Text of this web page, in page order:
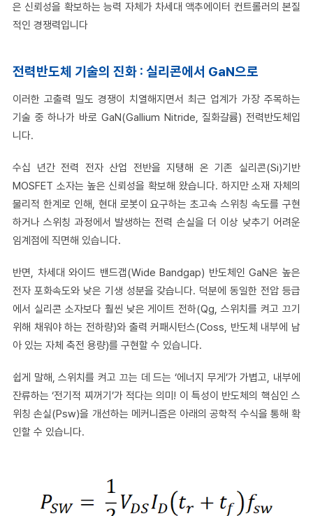
은 신뢰성을 확보하는 능력 자체가 차세대 액추에이터 컨트롤러의 본질
적인 경쟁력입니다
전력반도체 기술의 진화 : 실리콘에서 GaN으로
이러한 고출력 밀도 경쟁이 치열해지면서 최근 업계가 가장 주목하는
기술 중 하나가 바로 GaN(Gallium Nitride, 질화갈륨) 전력반도체입
니다.
수십 년간 전력 전자 산업 전반을 지탱해 온 기존 실리콘(Si)기반
MOSFET 소자는 높은 신뢰성을 확보해 왔습니다. 하지만 소재 자체의
물리적 한계로 인해, 현대 로봇이 요구하는 초고속 스위칭 속도를 구현
하거나 스위칭 과정에서 발생하는 전력 손실을 더 이상 낮추기 어려운
임계점에 직면해 있습니다.
반면, 차세대 와이드 밴드갭(Wide Bandgap) 반도체인 GaN은 높은
전자 포화속도와 낮은 기생 성분을 갖습니다. 덕분에 동일한 전압 등급
에서 실리콘 소자보다 훨씬 낮은 게이트 전하(Qg, 스위치를 켜고 끄기
위해 채워야 하는 전하량)와 출력 커패시턴스(Coss, 반도체 내부에 남
아 있는 자체 축전 용량)를 구현할 수 있습니다.
쉽게 말해, 스위치를 켜고 끄는 데 드는 ‘에너지 무게’가 가볍고, 내부에
잔류하는 ‘전기적 찌꺼기’가 적다는 의미! 이 특성이 반도체의 핵심인 스
위칭 손실(Psw)을 개선하는 메커니즘은 아래의 공학적 수식을 통해 확
인할 수 있습니다.